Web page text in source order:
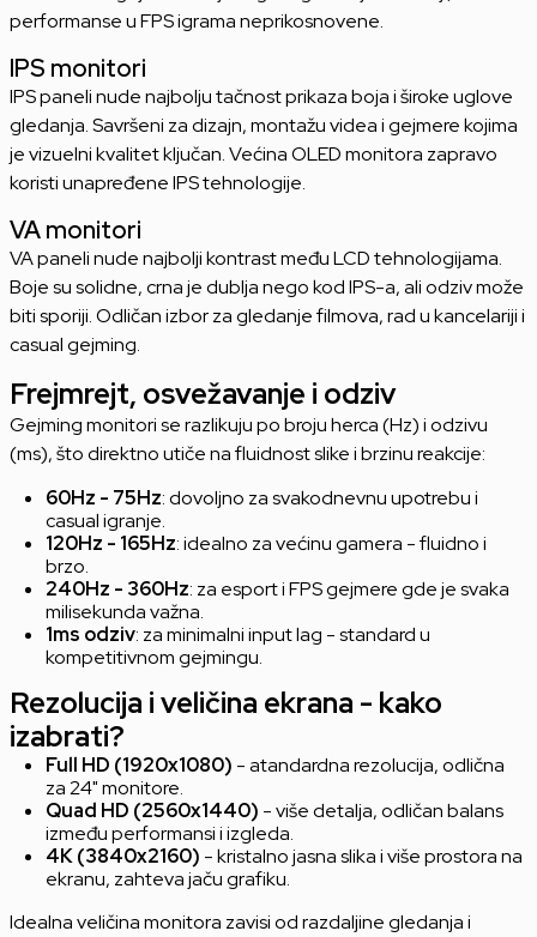
performanse u FPS igrama neprikosnovene.
IPS monitori
IPS paneli nude najbolju tačnost prikaza boja i široke uglove
gledanja. Savršeni za dizajn, montažu videa i gejmere kojima
je vizuelni kvalitet ključan. Većina OLED monitora zapravo
koristi unapređene IPS tehnologije.
VA monitori
VA paneli nude najbolji kontrast među LCD tehnologijama.
Boje su solidne, crna je dublja nego kod IPS-a, ali odziv može
biti sporiji. Odličan izbor za gledanje filmova, rad u kancelariji i
casual gejming.
Frejmrejt, osvežavanje i odziv
Gejming monitori se razlikuju po broju herca (Hz) i odzivu
(ms), što direktno utiče na fluidnost slike i brzinu reakcije:
60Hz - 75Hz: dovoljno za svakodnevnu upotrebu i
casual igranje.
120Hz - 165Hz: idealno za većinu gamera - fluidno i
brzo.
240Hz - 360Hz: za esport i FPS gejmere gde je svaka
milisekunda važna.
1ms odziv: za minimalni input lag - standard u
kompetitivnom gejmingu.
Rezolucija i veličina ekrana - kako
izabrati?
Full HD (1920x1080) - atandardna rezolucija, odlična
za 24" monitore.
Quad HD (2560x1440) - više detalja, odličan balans
između performansi i izgleda.
4K (3840x2160) - kristalno jasna slika i više prostora na
ekranu, zahteva jaču grafiku.
Idealna veličina monitora zavisi od razdaljine gledanja i